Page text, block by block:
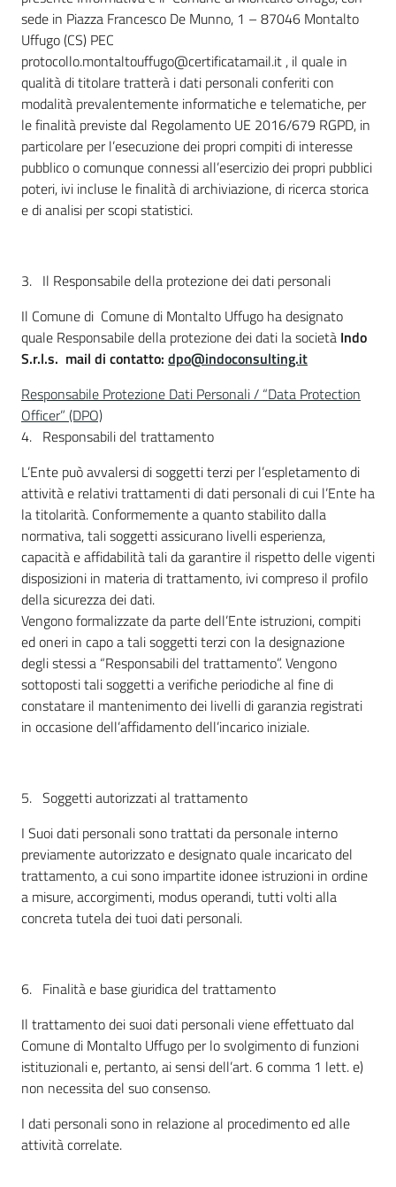
sede in Piazza Francesco De Munno, 1 – 87046 Montalto
Uffugo (CS) PEC
protocollo.montaltouffugo@certificatamail.it , il quale in
qualità di titolare tratterà i dati personali conferiti con
modalità prevalentemente informatiche e telematiche, per
le finalità previste dal Regolamento UE 2016/679 RGPD, in
particolare per l’esecuzione dei propri compiti di interesse
pubblico o comunque connessi all’esercizio dei propri pubblici
poteri, ivi incluse le finalità di archiviazione, di ricerca storica
e di analisi per scopi statistici.
3. Il Responsabile della protezione dei dati personali
Il Comune di Comune di Montalto Uffugo ha designato
quale Responsabile della protezione dei dati la società Indo
S.r.l.s. mail di contatto: dpo@indoconsulting.it
Responsabile Protezione Dati Personali / “Data Protection
Officer” (DPO)
4. Responsabili del trattamento
L’Ente può avvalersi di soggetti terzi per l’espletamento di
attività e relativi trattamenti di dati personali di cui l’Ente ha
la titolarità. Conformemente a quanto stabilito dalla
normativa, tali soggetti assicurano livelli esperienza,
capacità e affidabilità tali da garantire il rispetto delle vigenti
disposizioni in materia di trattamento, ivi compreso il profilo
della sicurezza dei dati.
Vengono formalizzate da parte dell’Ente istruzioni, compiti
ed oneri in capo a tali soggetti terzi con la designazione
degli stessi a “Responsabili del trattamento”. Vengono
sottoposti tali soggetti a verifiche periodiche al fine di
constatare il mantenimento dei livelli di garanzia registrati
in occasione dell’affidamento dell’incarico iniziale.
5. Soggetti autorizzati al trattamento
I Suoi dati personali sono trattati da personale interno
previamente autorizzato e designato quale incaricato del
trattamento, a cui sono impartite idonee istruzioni in ordine
a misure, accorgimenti, modus operandi, tutti volti alla
concreta tutela dei tuoi dati personali.
6. Finalità e base giuridica del trattamento
Il trattamento dei suoi dati personali viene effettuato dal
Comune di Montalto Uffugo per lo svolgimento di funzioni
istituzionali e, pertanto, ai sensi dell’art. 6 comma 1 lett. e)
non necessita del suo consenso.
I dati personali sono in relazione al procedimento ed alle
attività correlate.